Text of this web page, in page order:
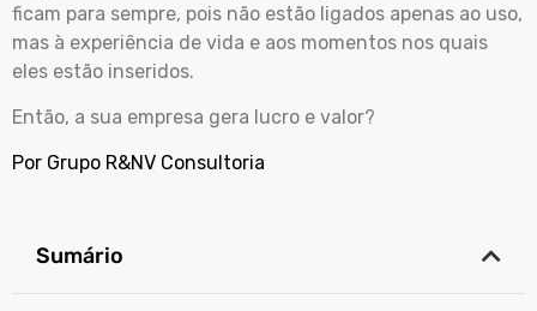
ficam para sempre, pois não estão ligados apenas ao uso,
mas à experiência de vida e aos momentos nos quais
eles estão inseridos.
Então, a sua empresa gera lucro e valor?
Por Grupo R&NV Consultoria
Sumário